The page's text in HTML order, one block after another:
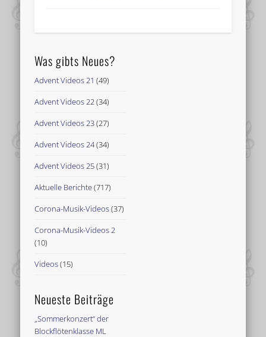
Was gibts Neues?
Advent Videos 21 (49)
Advent Videos 22(34)
Advent Videos 23(27)
Advent Videos 24(34)
Advent Videos 25(31)
Aktuelle Berichte(717)
Corona-Musik-Videos(37)
Corona-Musik-Videos 2
(10)
Videos(15)
Neueste Beiträge
„Sommerkonzert“ der
Blockflötenklasse ML